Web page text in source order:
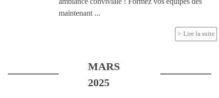
maintenant ...
Lire la suite
MARS
2025